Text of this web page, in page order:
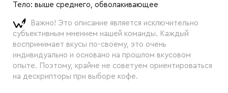
Тело: выше среднего, обволакивающее
Важно! Это описание является исключительно
субъективным мнением нашей команды. Каждый
воспринимает вкусы по-своему, это очень
индивидуально и основано на прошлом вкусовом
опыте. Поэтому, крайне не советуем ориентироваться
на дескрипторы при выборе кофе.